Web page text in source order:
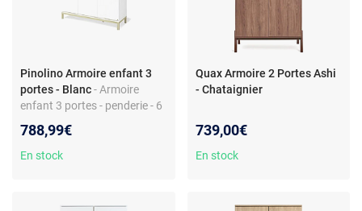
Pinolino Armoire enfant 3
portes - Blanc- Armoire
enfant 3 portes - penderie - 6
788,99€
En stock
Quax Armoire 2 Portes Ashi
- Chataignier
739,00€
En stock